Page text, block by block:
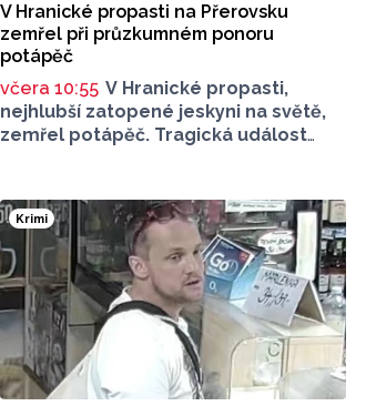
V Hranické propasti na Přerovsku
zemřel při průzkumném ponoru
potápěč
včera 10:55 V Hranické propasti,
nejhlubší zatopené jeskyni na světě,
zemřel potápěč. Tragická událost
na sociální síti Speleologická
záchranná služba. Tělo bylo
vyzvednuto v noci na dnešek
z hloubky 186 metrů. Na případ
upozornil server Novinky.cz. Policie
případ vyšetřuje pro trestný čin
usmrcení z nedbalosti, řekla dnes
ČTK policejní mluvčí Miluše Zajícová.
Muž byl letecký záchranář, speleo
Krimi